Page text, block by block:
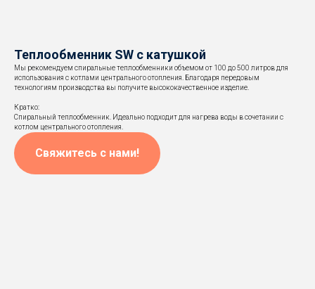
Теплообменник SW с катушкой
Мы рекомендуем спиральные теплообменники объемом от 100 до 500 литров для
использования с котлами центрального отопления. Благодаря передовым
технологиям производства вы получите высококачественное изделие.
Кратко:
Спиральный теплообменник. Идеально подходит для нагрева воды в сочетании с
котлом центрального отопления.
Свяжитесь с нами!